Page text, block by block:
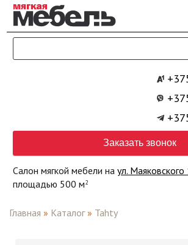
Перейти к основному содержанию
Заказать звонок
Салон мягкой мебели наул. Маяковского
площадью 500 м2
Главная » Каталог » Tahty